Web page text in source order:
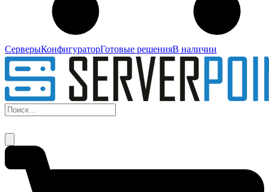
СерверыКонфигураторГотовые решенияВ наличии